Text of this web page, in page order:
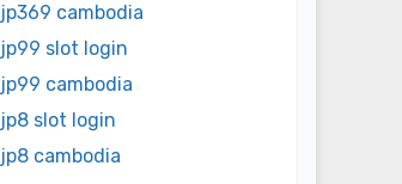
jp369 cambodia
jp99 slot login
jp99 cambodia
jp8 slot login
jp8 cambodia